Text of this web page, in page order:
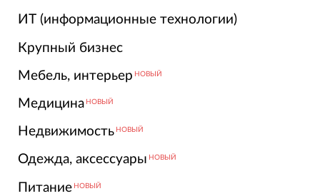
ИТ (информационные технологии)
Крупный бизнес
Мебель, интерьер НОВЫЙ
Медицина НОВЫЙ
Недвижимость НОВЫЙ
Одежда, аксессуары НОВЫЙ
Питание НОВЫЙ